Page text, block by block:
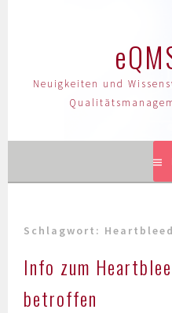
Neuigkeiten und
Schlagwort: Heartbleed
Info zum
betroffen